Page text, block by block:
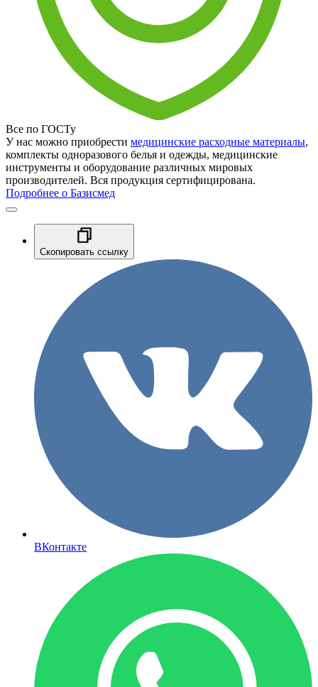
Все по ГОСТу
У нас можно приобрести медицинские расходные материалы,
комплекты одноразового белья и одежды, медицинские
инструменты и оборудование различных мировых
производителей. Вся продукция сертифицирована.
Подробнее о Базисмед
Скопировать ссылку
ВКонтакте